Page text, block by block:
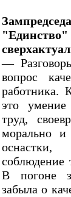
"Единство"
—
вопрос
работника.
это умение
труд,
морально и
оснастки,
соблюдение
В погоне
забыла о